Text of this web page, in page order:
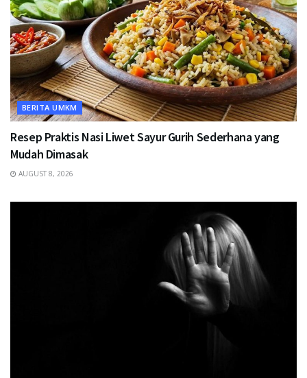
BERITA UMKM
Resep Praktis Nasi Liwet Sayur Gurih Sederhana yang
Mudah Dimasak
AUGUST 8, 2026